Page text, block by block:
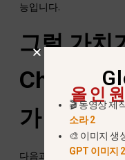
능입니다.
그럴 가치
ChatGPT
가 아닐 수
다음과 같은 경우에는
올인
🎬 동영상 제
소라 2
🎨 이미지 생
GPT 이미지 2